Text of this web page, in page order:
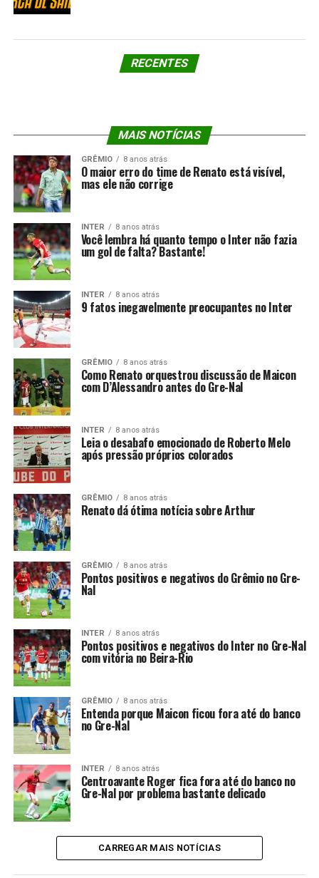
RECENTES
MAIS NOTÍCIAS
GRÊMIO 8 anos atrás
O maior erro do time de Renato está visível,
mas ele não corrige
INTER 8 anos atrás
Você lembra há quanto tempo o Inter não fazia
um gol de falta? Bastante!
INTER 8 anos atrás
9 fatos inegavelmente preocupantes no Inter
GRÊMIO 8 anos atrás
Como Renato orquestrou discussão de Maicon
com D’Alessandro antes do Gre-Nal
INTER 8 anos atrás
Leia o desabafo emocionado de Roberto Melo
após pressão próprios colorados
GRÊMIO 8 anos atrás
Renato dá ótima notícia sobre Arthur
GRÊMIO 8 anos atrás
Pontos positivos e negativos do Grêmio no Gre-
Nal
INTER 8 anos atrás
Pontos positivos e negativos do Inter no Gre-Nal
com vitória no Beira-Rio
GRÊMIO 8 anos atrás
Entenda porque Maicon ficou fora até do banco
no Gre-Nal
INTER 8 anos atrás
Centroavante Roger fica fora até do banco no
Gre-Nal por problema bastante delicado
CARREGAR MAIS NOTÍCIAS